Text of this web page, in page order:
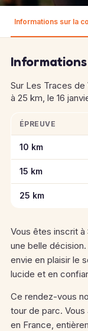
Informations sur la
Sur Les Traces de
à 25 km, le 16
Informations clés
ÉPREUVE
10 km
15 km
25 km
Vous êtes inscrit à
une belle
envie en plaisir le
lucide et en
Ce rendez-vous
tour de parc.
en France,